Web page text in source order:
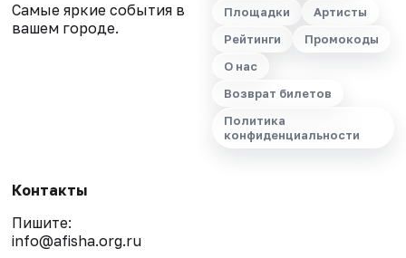
Самые яркие события в
вашем городе.
Площадки
Артисты
Рейтинги
Промокоды
О нас
Возврат билетов
Политика
конфиденциальности
Контакты
Пишите:
info@afisha.org.ru